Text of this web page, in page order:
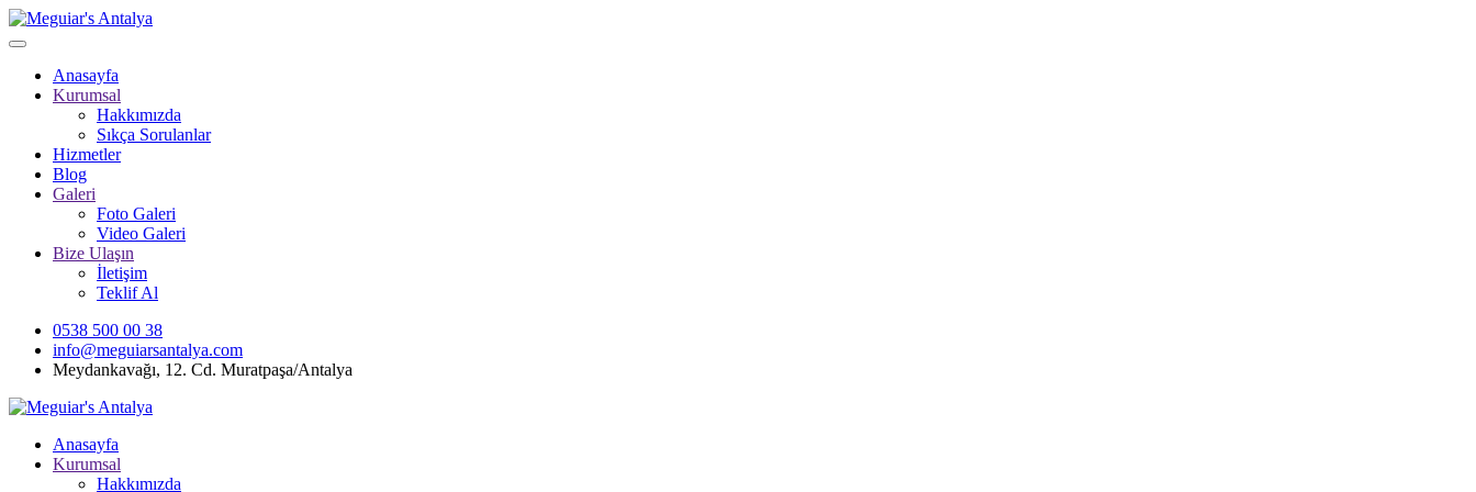
Anasayfa
Kurumsal
Hakkımızda
Sıkça Sorulanlar
Hizmetler
Blog
Galeri
Foto Galeri
Video Galeri
Bize Ulaşın
İletişim
Teklif Al
0538 500 00 38
info@meguiarsantalya.com
Meydankavağı, 12. Cd. Muratpaşa/Antalya
Anasayfa
Kurumsal
Hakkımızda